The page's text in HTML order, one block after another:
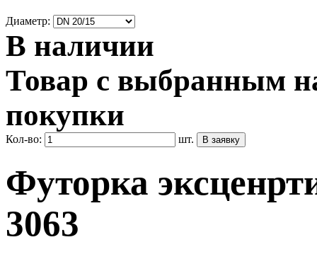
Диаметр:
В наличии
Товар с выбранным
покупки
Кол-во: шт.
Футорка
3063